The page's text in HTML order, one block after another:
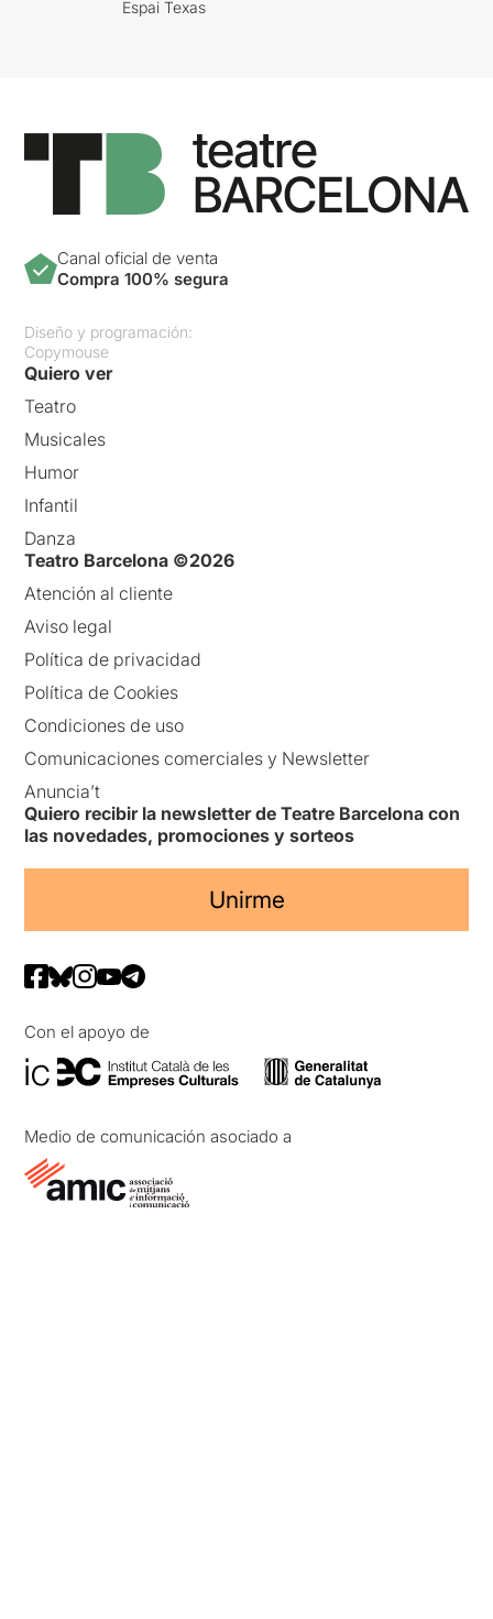
Espai Texas
Canal oficial de venta
Compra 100% segura
Diseño y programación:
Copymouse
Quiero ver
Teatro
Musicales
Humor
Infantil
Danza
Teatro Barcelona ©2026
Atención al cliente
Aviso legal
Política de privacidad
Política de Cookies
Condiciones de uso
Comunicaciones comerciales y Newsletter
Anuncia’t
Quiero recibir la newsletter de Teatre Barcelona con
las novedades, promociones y sorteos
Unirme
Con el apoyo de
Medio de comunicación asociado a